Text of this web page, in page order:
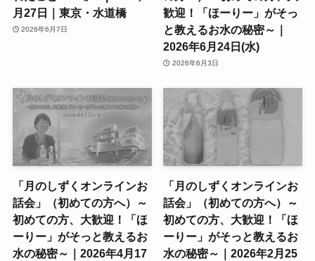
月27日｜東京・水道橋
2026年6月7日
歓迎！「ほーりー」がそっ
と教えるお水の秘密～｜
2026年6月24日(水)
2026年6月3日
「月のしずくオンラインお
話会」（初めての方へ）～
初めての方、大歓迎！「ほ
ーりー」がそっと教えるお
水の秘密～｜2026年4月17
「月のしずくオンラインお
話会」（初めての方へ）～
初めての方、大歓迎！「ほ
ーりー」がそっと教えるお
水の秘密～｜2026年2月25